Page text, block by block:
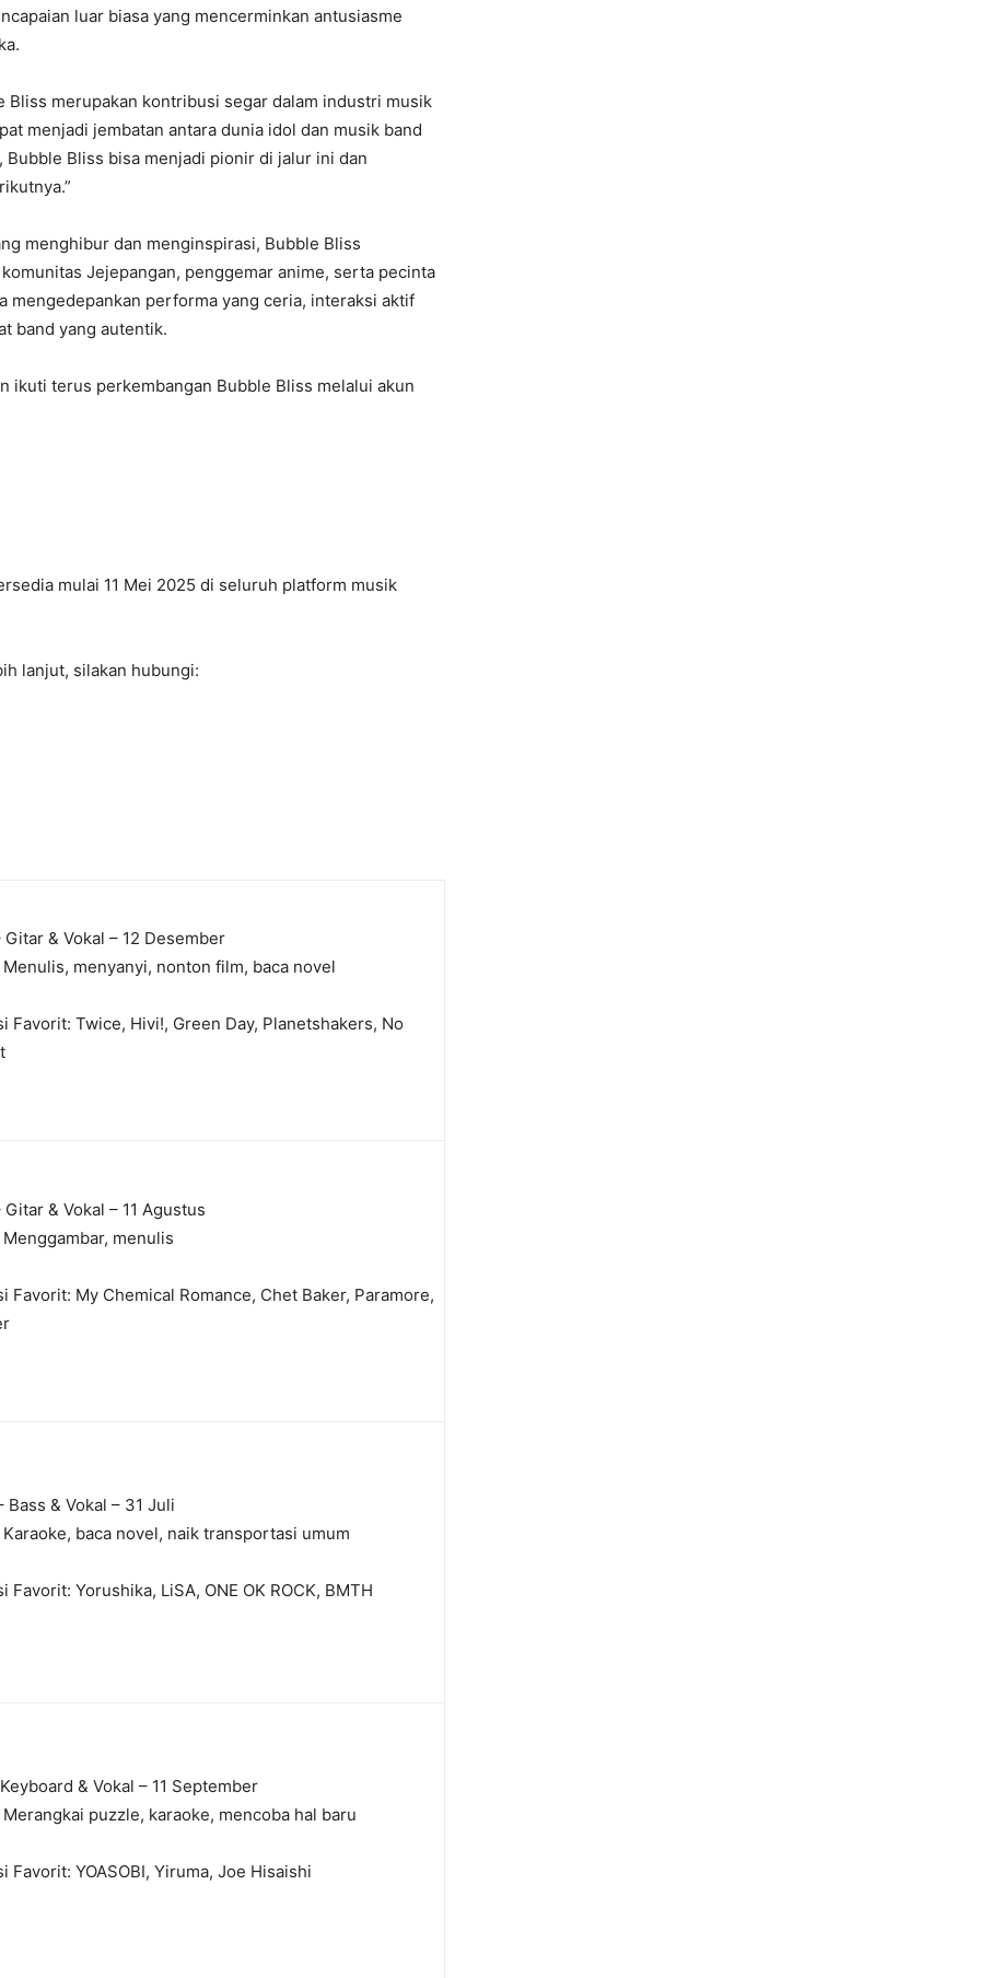
luar biasa yang mencerminkan antusiasme
Bliss merupakan kontribusi segar dalam industri musik
menjadi jembatan antara dunia idol dan musik band
Bliss bisa menjadi pionir di jalur ini dan
menghibur dan menginspirasi, Bubble Bliss
Jejepangan, penggemar anime, serta pecinta
mengedepankan performa yang ceria, interaksi aktif
band yang autentik.
ikuti terus perkembangan Bubble Bliss melalui akun
mulai 11 Mei 2025 di seluruh platform musik
lanjut, silakan hubungi:
Gitar & Vokal – 12 Desember
Menulis, menyanyi, nonton film, baca novel
Favorit: Twice, Hivi!, Green Day, Planetshakers, No
Gitar & Vokal – 11 Agustus
menulis
Favorit: My Chemical Romance, Chet Baker, Paramore,
Bass & Vokal – 31 Juli
Karaoke, baca novel, naik transportasi umum
Favorit: Yorushika, LiSA, ONE OK ROCK, BMTH
& Vokal – 11 September
Merangkai puzzle, karaoke, mencoba hal baru
Favorit: YOASOBI, Yiruma, Joe Hisaishi